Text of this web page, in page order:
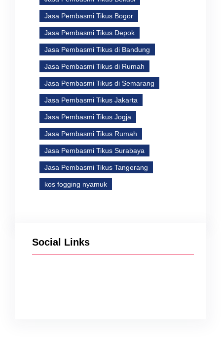
Jasa Pembasmi Tikus Bogor
Jasa Pembasmi Tikus Depok
Jasa Pembasmi Tikus di Bandung
Jasa Pembasmi Tikus di Rumah
Jasa Pembasmi Tikus di Semarang
Jasa Pembasmi Tikus Jakarta
Jasa Pembasmi Tikus Jogja
Jasa Pembasmi Tikus Rumah
Jasa Pembasmi Tikus Surabaya
Jasa Pembasmi Tikus Tangerang
kos fogging nyamuk
Social Links